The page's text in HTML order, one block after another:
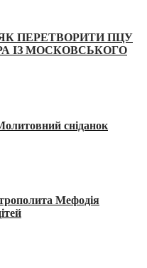
ПЕРЕТВОРИТИ ПЦУ
ІЗ МОСКОВСЬКОГО
сніданок
Мефодія